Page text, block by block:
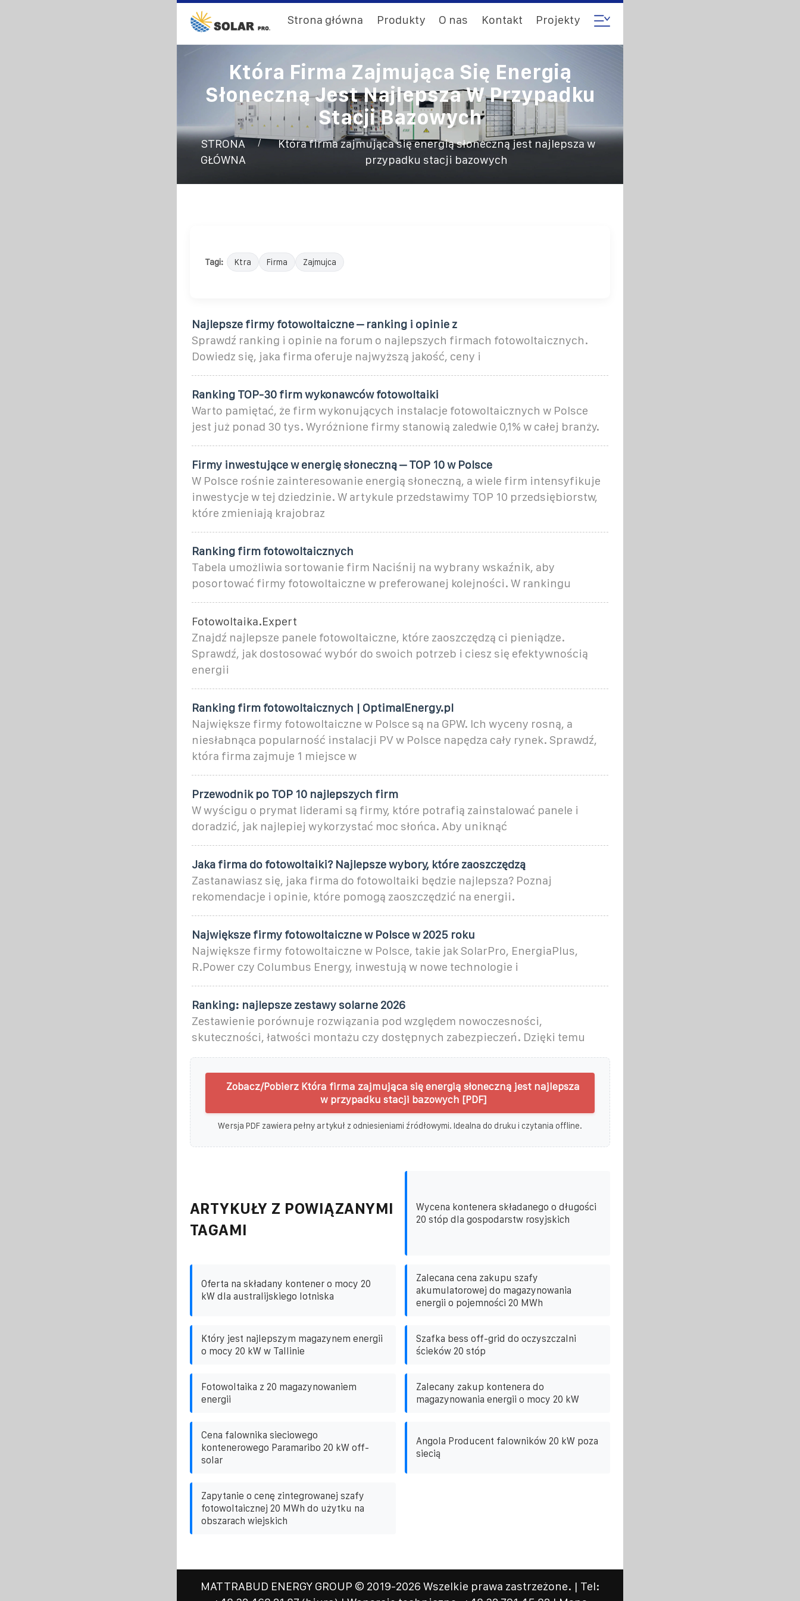
Strona główna Produkty O nas Kontakt Projekty
Która Firma Zajmująca Się Energią
Słoneczną Jest Najlepsza W Przypadku
Stacji Bazowych
STRONA
GŁÓWNA
/
Która firma zajmująca się energią słoneczną jest najlepsza w
przypadku stacji bazowych
Tagi: Ktra Firma Zajmujca
Najlepsze firmy fotowoltaiczne – ranking i opinie z
Sprawdź ranking i opinie na forum o najlepszych firmach fotowoltaicznych.
Dowiedz się, jaka firma oferuje najwyższą jakość, ceny i
Ranking TOP-30 firm wykonawców fotowoltaiki
Warto pamiętać, że firm wykonujących instalacje fotowoltaicznych w Polsce
jest już ponad 30 tys. Wyróżnione firmy stanowią zaledwie 0,1% w całej branży.
Firmy inwestujące w energię słoneczną – TOP 10 w Polsce
W Polsce rośnie zainteresowanie energią słoneczną, a wiele firm intensyfikuje
inwestycje w tej dziedzinie. W artykule przedstawimy TOP 10 przedsiębiorstw,
które zmieniają krajobraz
Ranking firm fotowoltaicznych
Tabela umożliwia sortowanie firm Naciśnij na wybrany wskaźnik, aby
posortować firmy fotowoltaiczne w preferowanej kolejności. W rankingu
Fotowoltaika.Expert
Znajdź najlepsze panele fotowoltaiczne, które zaoszczędzą ci pieniądze.
Sprawdź, jak dostosować wybór do swoich potrzeb i ciesz się efektywnością
energii
Ranking firm fotowoltaicznych | OptimalEnergy.pl
Największe firmy fotowoltaiczne w Polsce są na GPW. Ich wyceny rosną, a
niesłabnąca popularność instalacji PV w Polsce napędza cały rynek. Sprawdź,
która firma zajmuje 1 miejsce w
Przewodnik po TOP 10 najlepszych firm
W wyścigu o prymat liderami są firmy, które potrafią zainstalować panele i
doradzić, jak najlepiej wykorzystać moc słońca. Aby uniknąć
Jaka firma do fotowoltaiki? Najlepsze wybory, które zaoszczędzą
Zastanawiasz się, jaka firma do fotowoltaiki będzie najlepsza? Poznaj
rekomendacje i opinie, które pomogą zaoszczędzić na energii.
Największe firmy fotowoltaiczne w Polsce w 2025 roku
Największe firmy fotowoltaiczne w Polsce, takie jak SolarPro, EnergiaPlus,
R.Power czy Columbus Energy, inwestują w nowe technologie i
Ranking: najlepsze zestawy solarne 2026
Zestawienie porównuje rozwiązania pod względem nowoczesności,
skuteczności, łatwości montażu czy dostępnych zabezpieczeń. Dzięki temu
Zobacz/Pobierz Która firma zajmująca się energią słoneczną jest najlepsza
w przypadku stacji bazowych [PDF]
Wersja PDF zawiera pełny artykuł z odniesieniami źródłowymi. Idealna do druku i czytania offline.
ARTYKUŁY Z POWIĄZANYMI
TAGAMI
Wycena kontenera składanego o długości
20 stóp dla gospodarstw rosyjskich
Oferta na składany kontener o mocy 20
kW dla australijskiego lotniska
Zalecana cena zakupu szafy
akumulatorowej do magazynowania
energii o pojemności 20 MWh
Który jest najlepszym magazynem energii
o mocy 20 kW w Tallinie
Szafka bess off-grid do oczyszczalni
ścieków 20 stóp
Fotowoltaika z 20 magazynowaniem
energii
Zalecany zakup kontenera do
magazynowania energii o mocy 20 kW
Cena falownika sieciowego
kontenerowego Paramaribo 20 kW off-
solar
Angola Producent falowników 20 kW poza
siecią
Zapytanie o cenę zintegrowanej szafy
fotowoltaicznej 20 MWh do użytku na
obszarach wiejskich
MATTRABUD ENERGY GROUP © 2019-2026 Wszelkie prawa zastrzeżone. | Tel: